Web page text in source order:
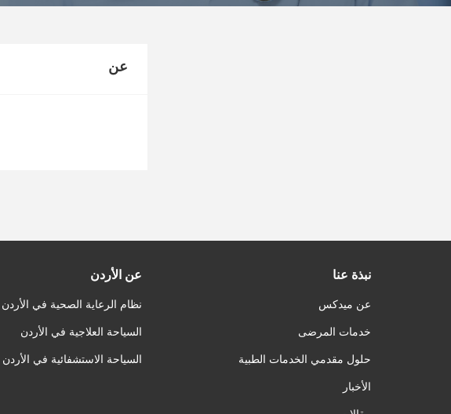
عن
نبذة عنا
عن ميدكس
خدمات المرضى
حلول مقدمي الخدمات الطبية
الأخبار
عن الأردن
نظام الرعاية الصحية في الأردن
السياحة العلاجية في الأردن
السياحة الاستشفائية في الأردن